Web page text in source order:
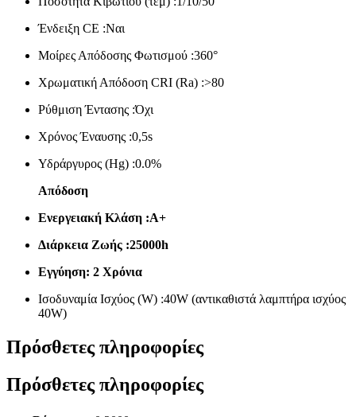
Ένδειξη CE :Ναι
Μοίρες Απόδοσης Φωτισμού :360°
Χρωματική Απόδοση CRI (Ra) :>80
Ρύθμιση Έντασης :Όχι
Χρόνος Έναυσης :0,5s
Υδράργυρος (Hg) :0.0%
Απόδοση
Ενεργειακή Κλάση :Α+
Διάρκεια Ζωής :25000h
Εγγύηση: 2 Χρόνια
Ισοδυναμία Ισχύος (W) :40W (αντικαθιστά λαμπτήρα ισχύος
40W)
Πρόσθετες πληροφορίες
Πρόσθετες πληροφορίες